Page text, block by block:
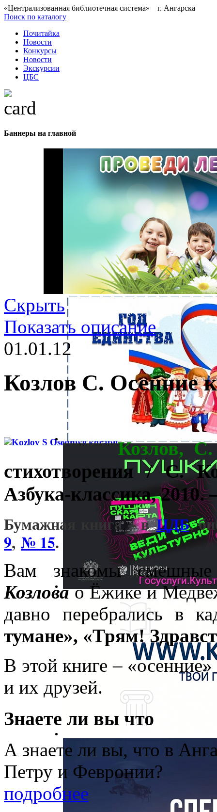
«Централизованная библиотечная система» г. Ангарска
Поиск по каталогу
Почитайка
Новости
Конкурсы
Новости
Экскурсии
ЦБС
Баннеры на главной
Скрыть
Показать описание
01.01.12
Козлов С. Осенние
Козлов,
стихотворения / С.
Азбука-классика, 2010.
Бумажная книга – вЦДБ,
9, № 15.
Вам знакомы
Козловао Ёжике и
давно перебрались в
тумане», «Трям!
В этой книге –
и их друзей.
Знаете ли вы что
А знаете ли вы, что в
Петру и Февронии?
подробнее